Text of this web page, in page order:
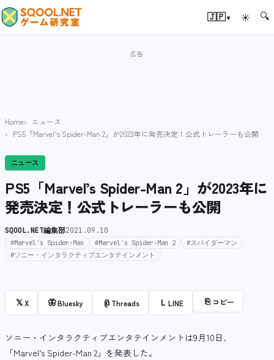
🇯🇵▾ ☀ 🔍
Home
ニュース
PS5「Marvel’s Spider-Man 2」が2023年に発売決定！公式トレーラーも公開
ニュース
PS5「Marvel’s Spider-Man 2」が2023年に
発売決定！公式トレーラーも公開
SQOOL.NET編集部2021.09.10
#Marvel's Spider-Man #Marvel's Spider-Man 2
#スパイダーマン
#ソニー・インタラクティブエンタテインメント
𝕏X 🦋Bluesky @ Threads L LINE ⎘ コピー
ソニー・インタラクティブエンタテインメントは9月10日、
「Marvel’s Spider-Man 2」を発表した。